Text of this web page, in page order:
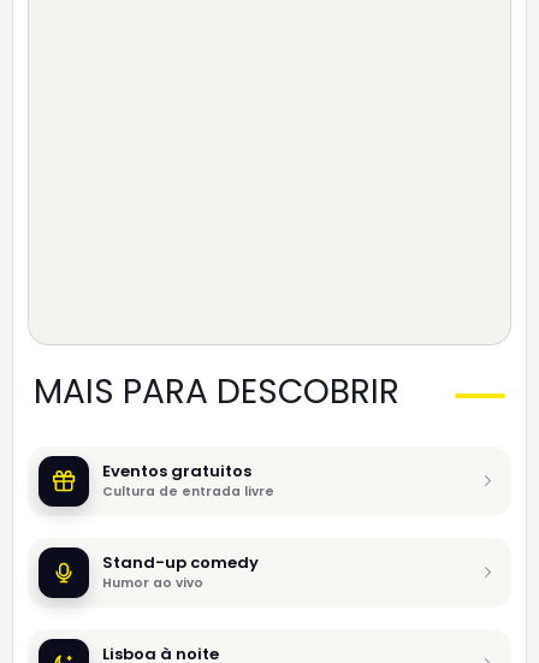
MAIS PARA DESCOBRIR
Eventos gratuitos
Cultura de entrada livre
Stand-up comedy
Humor ao vivo
Lisboa à noite